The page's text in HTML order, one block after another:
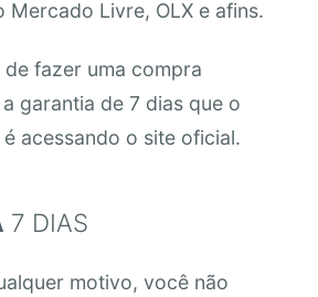
Mercado Livre, OLX e afins.
fazer uma compra
garantia de 7 dias que o
acessando o site oficial.
7 DIAS
motivo, você não